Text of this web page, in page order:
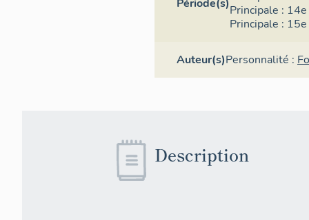
Période(s)Principale :
Principale :
Auteur(s)Personnalité :
Description